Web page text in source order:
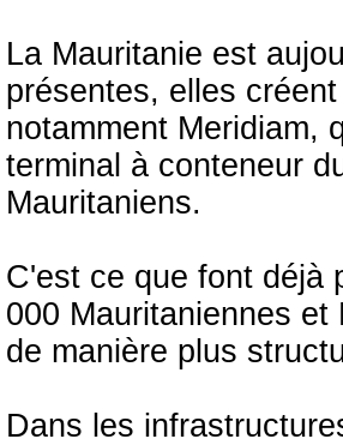
La Mauritanie est
présentes, elles
notamment Meridiam,
terminal à conteneur
Mauritaniens.
C'est ce que font déjà
000 Mauritaniennes
de manière plus
Dans les